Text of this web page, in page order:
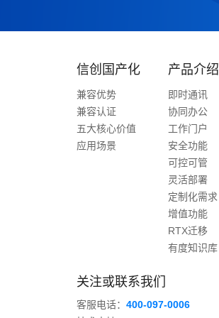
信创国产化
兼容优势
兼容认证
五大核心价值
应用场景
产品介绍
即时通讯
协同办公
工作门户
安全功能
可控可管
灵活部署
定制化需求
增值功能
RTX迁移
有度知识库
关注或联系我们
客服电话： 400-097-0006